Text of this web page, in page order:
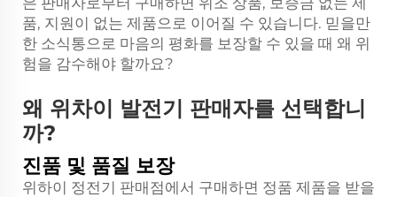
품, 지원이 없는 제품으로 이어질 수 있습니다. 믿을만
한 소식통으로 마음의 평화를 보장할 수 있을 때 왜 위
험을 감수해야 할까요?
왜 위차이 발전기 판매자를 선택합니
까?
진품 및 품질 보장
위하이 정전기 판매점에서 구매하면 정품 제품을 받을